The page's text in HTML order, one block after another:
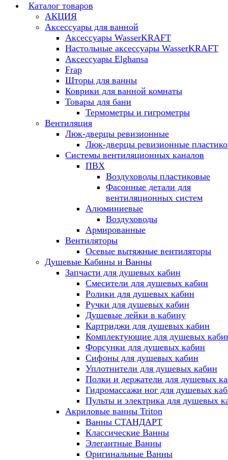
Каталог товаров
АКЦИЯ
Аксессуары для ванной
Аксессуары WasserKRAFT
Настольные аксессуары WasserKRAFT
Аксессуары Elghansa
Frap
Шторы для ванны
Коврики для ванной комнаты
Товары для бани
Термометры и гигрометры
Вентиляция
Люк-дверцы ревизионные
Люк-дверцы ревизионные
Системы вентиляционных каналов
ПВХ
Воздуховоды пластиковые
Фасонные детали для
вентиляционных систем
Алюминиевые
Воздуховоды
Армированные
Вентиляторы
Осевые вытяжные вентиляторы
Душевые Кабины и Ванны
Запчасти для душевых кабин
Смесители для душевых кабин
Ролики для душевых кабин
Ручки для душевых кабин
Душевые лейки в кабину
Картриджи для душевых кабин
Комплектующие для душевых
Форсунки для душевых кабин
Сифоны для душевых кабин
Уплотнители для душевых кабин
Полки и держатели для душевых
Гидромассажи ног для душевых
Пульты и электрика для душевых
Акриловые ванны Triton
Ванны СТАНДАРТ
Классические Ванны
Элегантные Ванны
Оригинальные Ванны